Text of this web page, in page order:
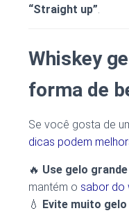
“Straight up”.
Whiskey
forma de
Se você gosta de
dicas podem
🔥 Use gelo grande
mantém o sabor do
💧 Evite muito gelo